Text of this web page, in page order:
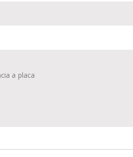
a placa